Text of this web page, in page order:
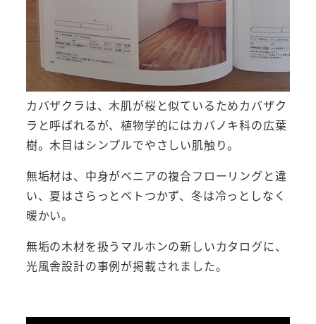
カバザクラは、木肌が桜と似ているためカバザク
ラと呼ばれるが、植物学的にはカバノキ科の広葉
樹。木目はシンプルでやさしい肌触り。
無垢材は、中身がベニアの複合フローリングと違
い、夏はさらっとベトつかず、冬は冷っとしなく
暖かい。
無垢の木材を扱うマルホンの新しいカタログに、
光風舎設計の事例が掲載されました。